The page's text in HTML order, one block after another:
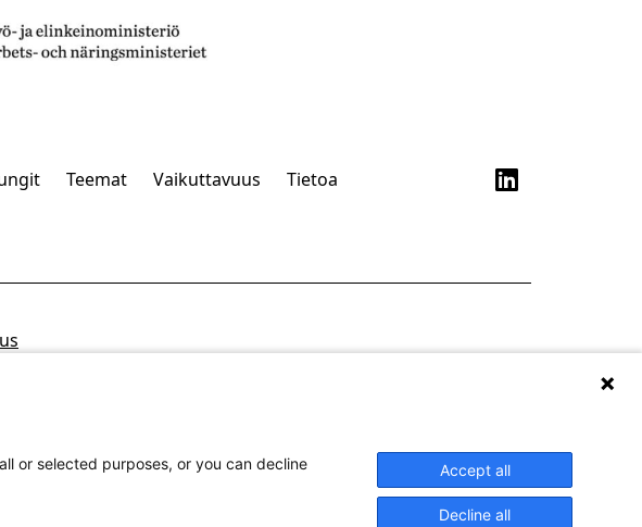
Teemat Vaikuttavuus Tietoa
or selected purposes, or you can decline
Accept all
Decline all